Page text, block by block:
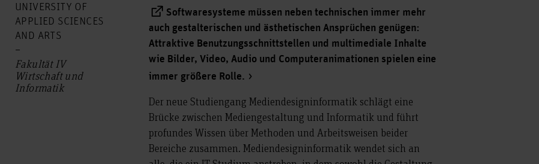
UNIVERSITY OF
APPLIED SCIENCES
AND ARTS
–
Fakultät IV
Wirtschaft und
Informatik
Softwaresysteme müssen neben technischen immer mehr
auch gestalterischen und ästhetischen Ansprüchen genügen:
Attraktive Benutzungsschnittstellen und multimediale Inhalte
wie Bilder, Video, Audio und Computeranimationen spielen eine
immer größere Rolle.
Der neue Studiengang Mediendesigninformatik schlägt eine
Brücke zwischen Mediengestaltung und Informatik und führt
profundes Wissen über Methoden und Arbeitsweisen beider
Bereiche zusammen. Mediendesigninformatik wendet sich an